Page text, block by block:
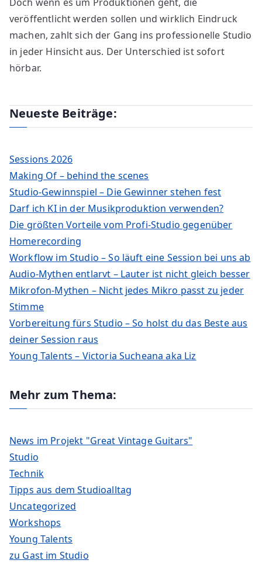
veröffentlicht werden sollen und wirklich Eindruck
machen, zahlt sich der Gang ins professionelle Studio
in jeder Hinsicht aus. Der Unterschied ist sofort
hörbar.
Neueste Beiträge:
Sessions 2026
Making Of – behind the scenes
Studio-Gewinnspiel – Die Gewinner stehen fest
Darf ich KI in der Musikproduktion verwenden?
Die größten Vorteile vom Profi-Studio gegenüber
Homerecording
Workflow im Studio – So läuft eine Session bei uns ab
Audio-Mythen entlarvt – Lauter ist nicht gleich besser
Mikrofon-Mythen – Nicht jedes Mikro passt zu jeder
Stimme
Vorbereitung fürs Studio – So holst du das Beste aus
deiner Session raus
Young Talents – Victoria Sucheana aka Liz
Mehr zum Thema:
News im Projekt "Great Vintage Guitars"
Studio
Technik
Tipps aus dem Studioalltag
Uncategorized
Workshops
Young Talents
zu Gast im Studio